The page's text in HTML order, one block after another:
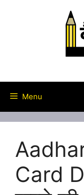
Menu
Card